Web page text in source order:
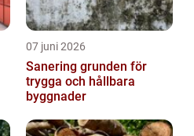
07 juni 2026
Sanering grunden för
trygga och hållbara
byggnader